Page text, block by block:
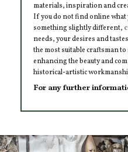
materials, inspiration and
If you do not find online what
something slightly different,
needs, your desires and
the most suitable craftsman to
enhancing the beauty and
historical-artistic
For any further